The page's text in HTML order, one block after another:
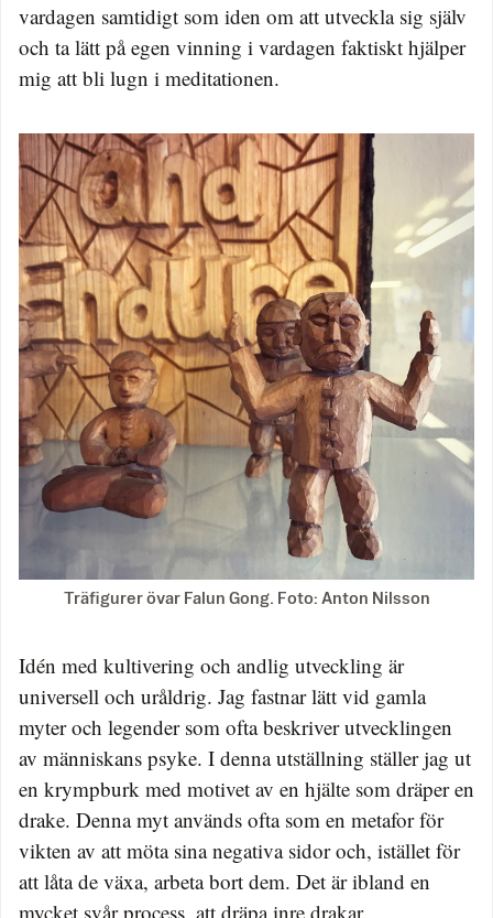
vardagen samtidigt som iden om att utveckla sig själv
och ta lätt på egen vinning i vardagen faktiskt hjälper
mig att bli lugn i meditationen.
Träfigurer övar Falun Gong. Foto: Anton Nilsson
Idén med kultivering och andlig utveckling är
universell och uråldrig. Jag fastnar lätt vid gamla
myter och legender som ofta beskriver utvecklingen
av människans psyke. I denna utställning ställer jag ut
en krympburk med motivet av en hjälte som dräper en
drake. Denna myt används ofta som en metafor för
vikten av att möta sina negativa sidor och, istället för
att låta de växa, arbeta bort dem. Det är ibland en
mycket svår process, att dräpa inre drakar.